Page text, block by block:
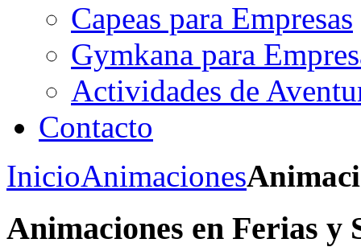
Capeas para Empresas
Gymkana para
Actividades de
Contacto
InicioAnimaciones
Animaciones en Ferias y